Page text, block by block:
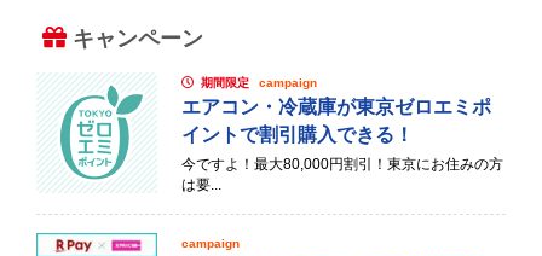
キャンペーン
期間限定 campaign
エアコン・冷蔵庫が東京ゼロエミポ
イントで割引購入できる！
今ですよ！最大80,000円割引！東京にお住みの方
は要...
campaign